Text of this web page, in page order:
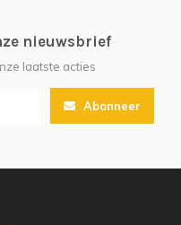
nieuwsbrief
laatste acties
Abonneer